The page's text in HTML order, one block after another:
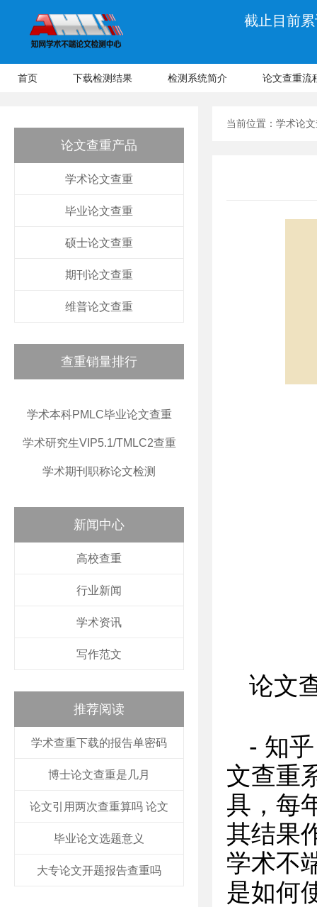
截止目前
首页 下载检测结果 检测系统简介 论文查重流
论文查重产品
学术论文查重
毕业论文查重
硕士论文查重
期刊论文查重
维普论文查重
查重销量排行
学术本科PMLC毕业论文查重
学术研究生VIP5.1/TMLC2查重
学术期刊职称论文检测
新闻中心
高校查重
行业新闻
学术资讯
写作范文
推荐阅读
学术查重下载的报告单密码
博士论文查重是几月
论文引用两次查重算吗 论文
毕业论文选题意义
大专论文开题报告查重吗
当前位置： 学术论
论文
- 知
文查重
具，每
其结果
学术不
是如何